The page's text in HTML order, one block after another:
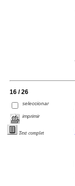
16 / 26
seleccionar
imprimir
Text complet